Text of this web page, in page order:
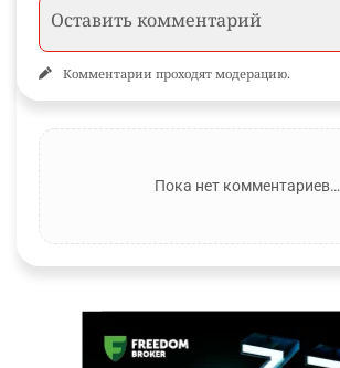
Комментарии проходят модерацию.
Пока нет комментариев…